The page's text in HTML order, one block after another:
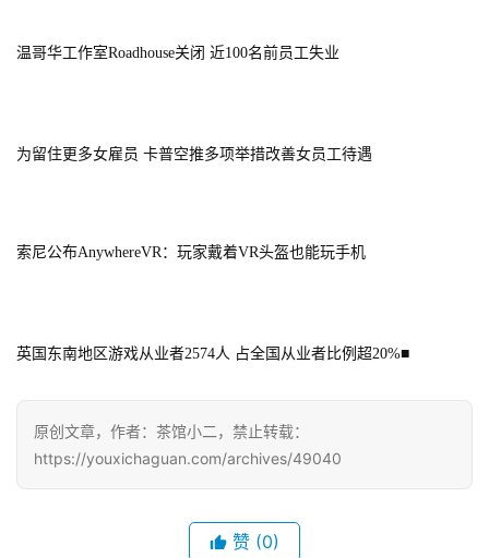
国
温哥华工作室Roadhouse关闭 近100名前员工失业
为留住更多女雇员 卡普空推多项举措改善女员工待遇
索尼公布AnywhereVR：玩家戴着VR头盔也能玩手机
英国东南地区游戏从业者2574人 占全国从业者比例超20%■
原创文章，作者：茶馆小二，禁止转载：
https://youxichaguan.com/archives/49040
赞 (0)